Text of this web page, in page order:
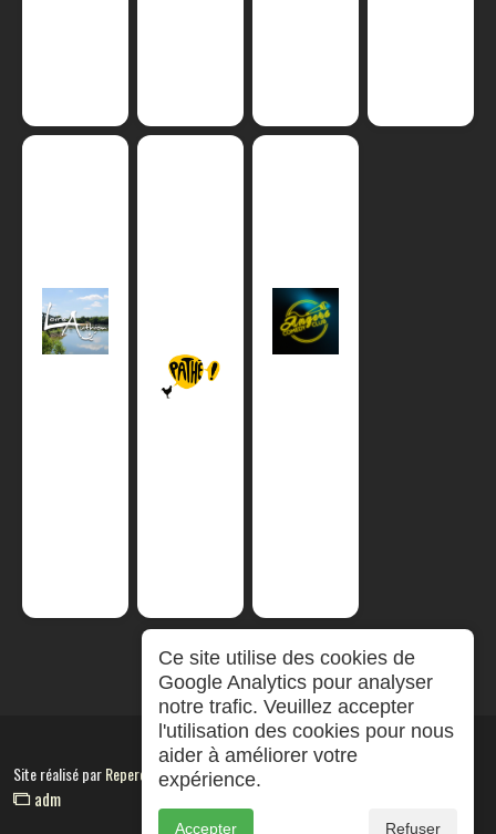
Site réalisé parRepereCom
adm
Ce site utilise des cookies de
Google Analytics pour analyser
notre trafic. Veuillez accepter
l'utilisation des cookies pour nous
aider à améliorer votre
expérience.
Accepter Refuser